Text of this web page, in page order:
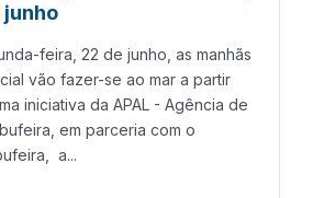
junho
feira, 22 de junho, as manhãs
vão fazer-se ao mar a partir
iniciativa da APAL - Agência de
em parceria com o
a...